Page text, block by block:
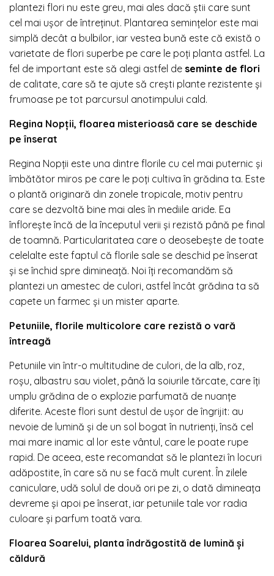
plantezi flori nu este greu, mai ales dacă știi care sunt
cel mai ușor de întreținut. Plantarea semințelor este mai
simplă decât a bulbilor, iar vestea bună este că există o
varietate de flori superbe pe care le poți planta astfel. La
fel de important este să alegi astfel de seminte de flori
de calitate, care să te ajute să crești plante rezistente și
frumoase pe tot parcursul anotimpului cald.
Regina Nopții, floarea misterioasă care se deschide
pe înserat
Regina Nopții este una dintre florile cu cel mai puternic și
îmbătător miros pe care le poți cultiva în grădina ta. Este
o plantă originară din zonele tropicale, motiv pentru
care se dezvoltă bine mai ales în mediile aride. Ea
înflorește încă de la începutul verii și rezistă până pe final
de toamnă. Particularitatea care o deosebește de toate
celelalte este faptul că florile sale se deschid pe înserat
și se închid spre dimineață. Noi îți recomandăm să
plantezi un amestec de culori, astfel încât grădina ta să
capete un farmec și un mister aparte.
Petuniile, florile multicolore care rezistă o vară
întreagă
Petuniile vin într-o multitudine de culori, de la alb, roz,
roșu, albastru sau violet, până la soiurile tărcate, care îți
umplu grădina de o explozie parfumată de nuanțe
diferite. Aceste flori sunt destul de ușor de îngrijit: au
nevoie de lumină și de un sol bogat în nutrienți, însă cel
mai mare inamic al lor este vântul, care le poate rupe
rapid. De aceea, este recomandat să le plantezi în locuri
adăpostite, în care să nu se facă mult curent. În zilele
caniculare, udă solul de două ori pe zi, o dată dimineața
devreme și apoi pe înserat, iar petuniile tale vor radia
culoare și parfum toată vara.
Floarea Soarelui, planta îndrăgostită de lumină și
căldură